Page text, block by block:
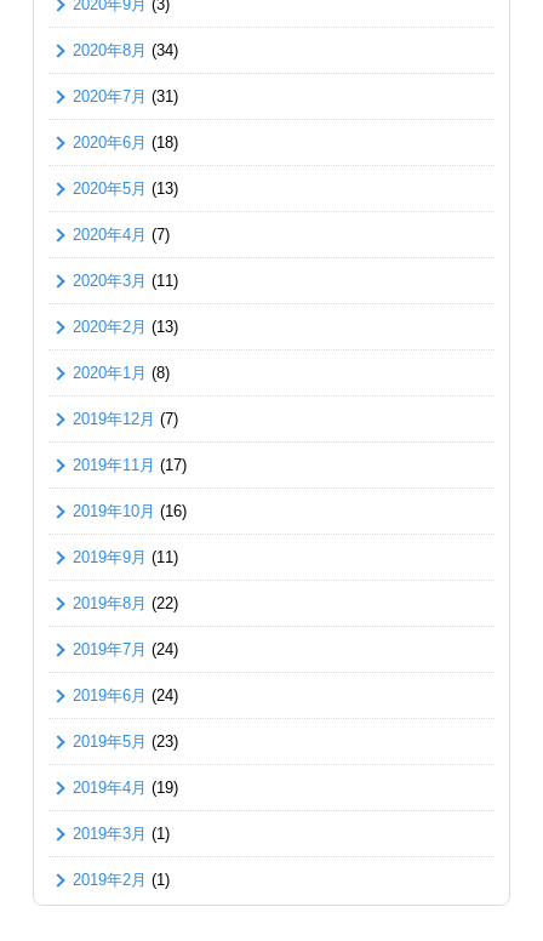
2020年9月 (3)
2020年8月 (34)
2020年7月 (31)
2020年6月 (18)
2020年5月 (13)
2020年4月 (7)
2020年3月 (11)
2020年2月 (13)
2020年1月 (8)
2019年12月 (7)
2019年11月 (17)
2019年10月 (16)
2019年9月 (11)
2019年8月 (22)
2019年7月 (24)
2019年6月 (24)
2019年5月 (23)
2019年4月 (19)
2019年3月 (1)
2019年2月 (1)